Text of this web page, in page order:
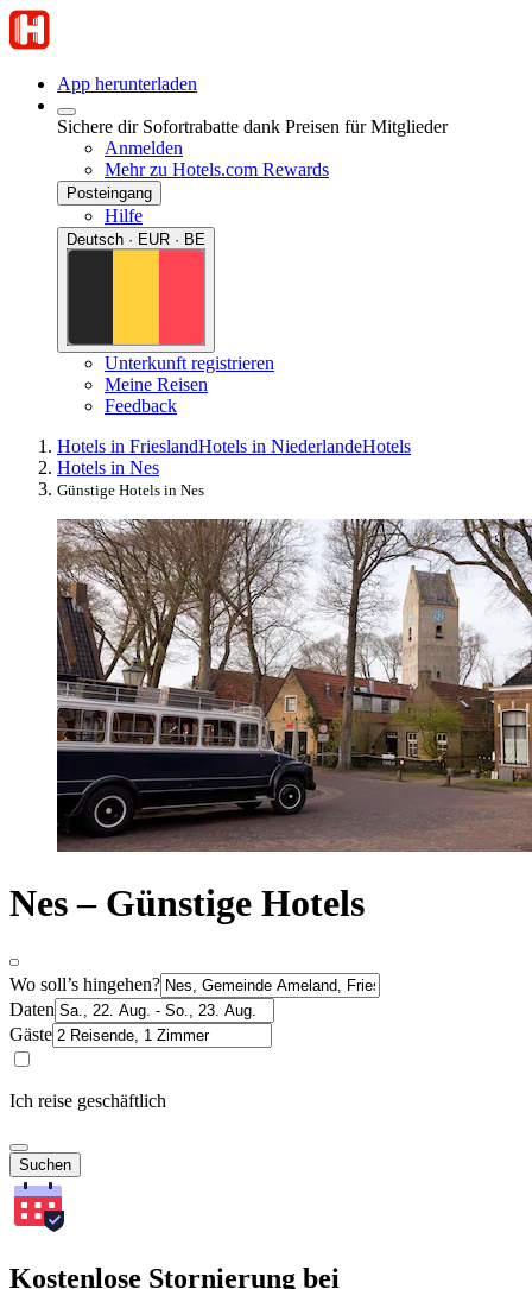
App herunterladen
Sichere dir Sofortrabatte dank Preisen für Mitglieder
Anmelden
Mehr zu Hotels.com Rewards
Posteingang
Hilfe
Deutsch · EUR · BE
Unterkunft registrieren
Meine Reisen
Feedback
Hotels in FrieslandHotels in NiederlandeHotels
Hotels in Nes
Günstige Hotels in Nes
Nes – Günstige Hotels
Wo soll’s hingehen?
Daten
Gäste
Ich reise geschäftlich
Suchen
Kostenlose Stornierung bei